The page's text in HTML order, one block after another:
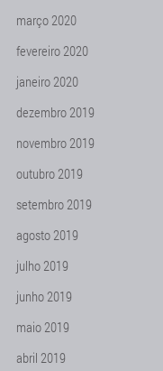
março 2020
fevereiro 2020
janeiro 2020
dezembro 2019
novembro 2019
outubro 2019
setembro 2019
agosto 2019
julho 2019
junho 2019
maio 2019
abril 2019